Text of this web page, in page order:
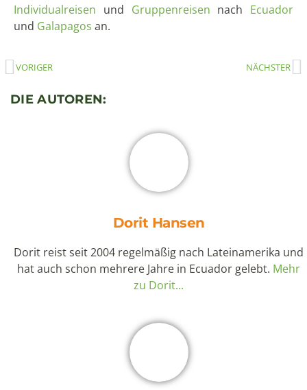
Individualreisen und Gruppenreisen nach Ecuador
und Galapagos an.
VORIGER NÄCHSTER
DIE AUTOREN:
Dorit Hansen
hat auch schon mehrere Jahre in Ecuador gelebt.
Xavier Arias León
Xavier ist Mitbegründer von Solecu Tours und kennt sein
Heimatland Ecuador durch seine langjährige Tätigkeit im
Tourismus wie seine Westentasche.